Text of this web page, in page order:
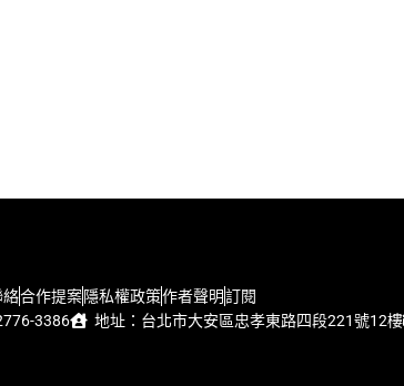
絡合作提案隱私權政策作者聲明訂閱
3386
地址：台北市大安區忠孝東路四段221號12樓